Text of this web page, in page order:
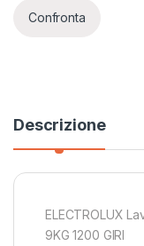
Confronta
Descrizione
ELECTROLUX
9KG 1200 GIRI